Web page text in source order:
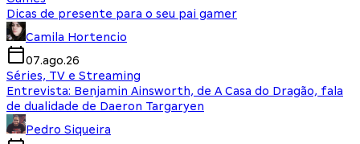
Dicas de presente para o seu pai gamer
Camila Hortencio
07.ago.26
Séries, TV e Streaming
Entrevista: Benjamin Ainsworth, de A Casa do Dragão, fala
de dualidade de Daeron Targaryen
Pedro Siqueira